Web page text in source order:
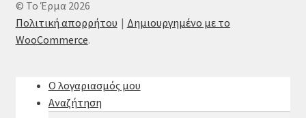
© Το Έρμα 2026
Πολιτική απορρήτου
Δημιουργημένο με το
WooCommerce.
Ο λογαριασμός μου
Αναζήτηση